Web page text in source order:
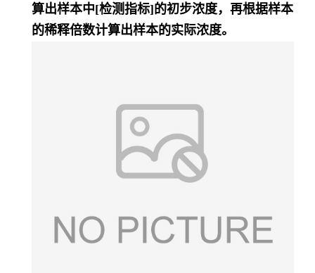
算出样本中[检测指标]的初步浓度，再根据样本
的稀释倍数计算出样本的实际浓度。